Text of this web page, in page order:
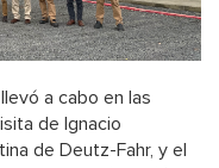
a cabo en las
de Ignacio
de Deutz-Fahr, y el